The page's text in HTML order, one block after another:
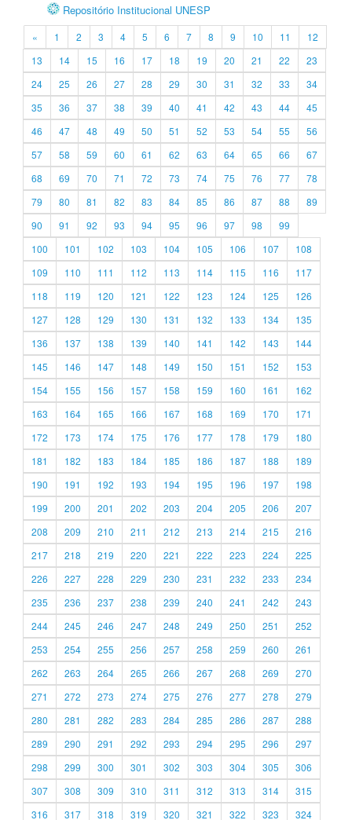
Repositório Institucional UNESP
« 1 2 3 4 5 6 7 8 9 10 11
12
13
14 15 16 17 18 19 20 21 22
23
24
25 26 27 28 29 30 31 32 33
34
35
36 37 38 39 40 41 42 43 44
45
46
47 48 49 50 51 52 53 54 55
56
57
58 59 60 61 62 63 64 65 66
67
68
69 70 71 72 73 74 75 76 77
78
79
80 81 82 83 84 85 86 87 88
89
90
91 92 93 94 95 96 97 98
99
100
101 102 103 104 105 106 107
108
109
110 111 112 113 114 115 116
117
118
119 120 121 122 123 124 125
126
127
128 129 130 131 132 133 134
135
136
137 138 139 140 141 142 143
144
145
146 147 148 149 150 151 152
153
154
155 156 157 158 159 160 161
162
163
164 165 166 167 168 169 170
171
172
173 174 175 176 177 178 179
180
181
182 183 184 185 186 187 188
189
190
191 192 193 194 195 196 197
198
199
200 201 202 203 204 205 206
207
208
209 210 211 212 213 214 215
216
217
218 219 220 221 222 223 224
225
226
227 228 229 230 231 232 233
234
235
236 237 238 239 240 241 242
243
244
245 246 247 248 249 250 251
252
253
254 255 256 257 258 259 260
261
262
263 264 265 266 267 268 269
270
271
272 273 274 275 276 277 278
279
280
281 282 283 284 285 286 287
288
289
290 291 292 293 294 295 296
297
298
299 300 301 302 303 304 305
306
307
308 309 310 311 312 313 314
315
316
317 318 319 320 321 322 323 324